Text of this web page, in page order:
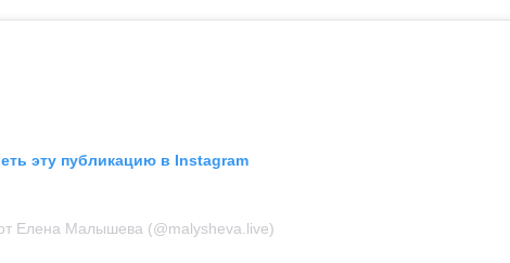
эту публикацию в Instagram
Елена Малышева (@malysheva.live)